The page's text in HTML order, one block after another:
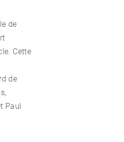
de
Cette
de
Paul